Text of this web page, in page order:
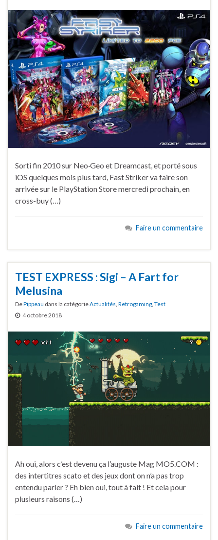
Sorti fin 2010 sur Neo·Geo et Dreamcast, et porté sous
iOS quelques mois plus tard, Fast Striker va faire son
arrivée sur le PlayStation Store mercredi prochain, en
cross-buy (…)
Faire un commentaire
TEST EXPRESS : Sigi – A Fart for
Melusina
DePippeau dans la catégorieActualités, Retrogaming, Test
4 octobre 2018
Ah oui, alors c’est devenu ça l’auguste Mag MO5.COM :
des intertitres scato et des jeux dont on n’a pas trop
entendu parler ? Eh bien oui, tout à fait ! Et cela pour
plusieurs raisons (…)
Faire un commentaire